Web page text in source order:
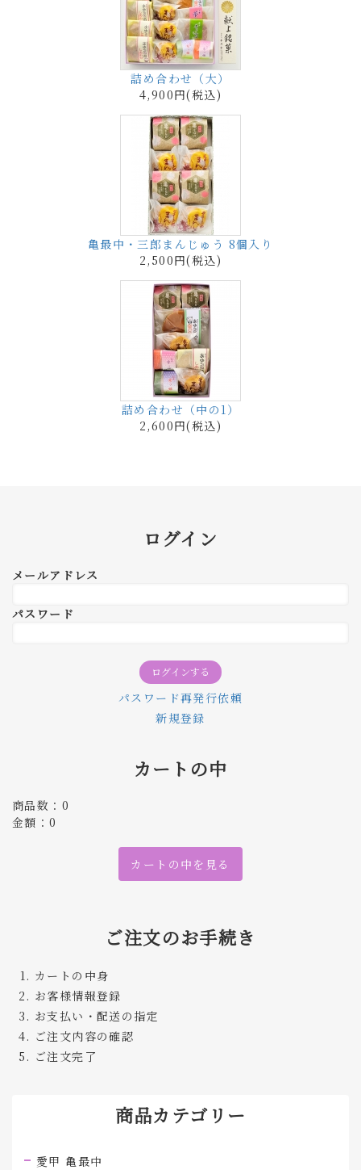
詰め合わせ（大）
4,900円(税込)
亀最中・三郎まんじゅう 8個入り
2,500円(税込)
詰め合わせ（中の1）
2,600円(税込)
ログイン
メールアドレス
パスワード
パスワード再発行依頼
新規登録
カートの中
商品数：0
金額：0
カートの中を見る
ご注文のお手続き
カートの中身
お客様情報登録
お支払い・配送の指定
ご注文内容の確認
ご注文完了
商品カテゴリー
愛甲 亀最中